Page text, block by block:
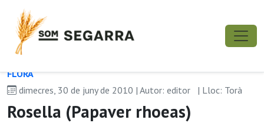
FLORA
dimecres, 30 de juny de 2010 | Autor: editor
| Lloc: Torà
Rosella (Papaver rhoeas)